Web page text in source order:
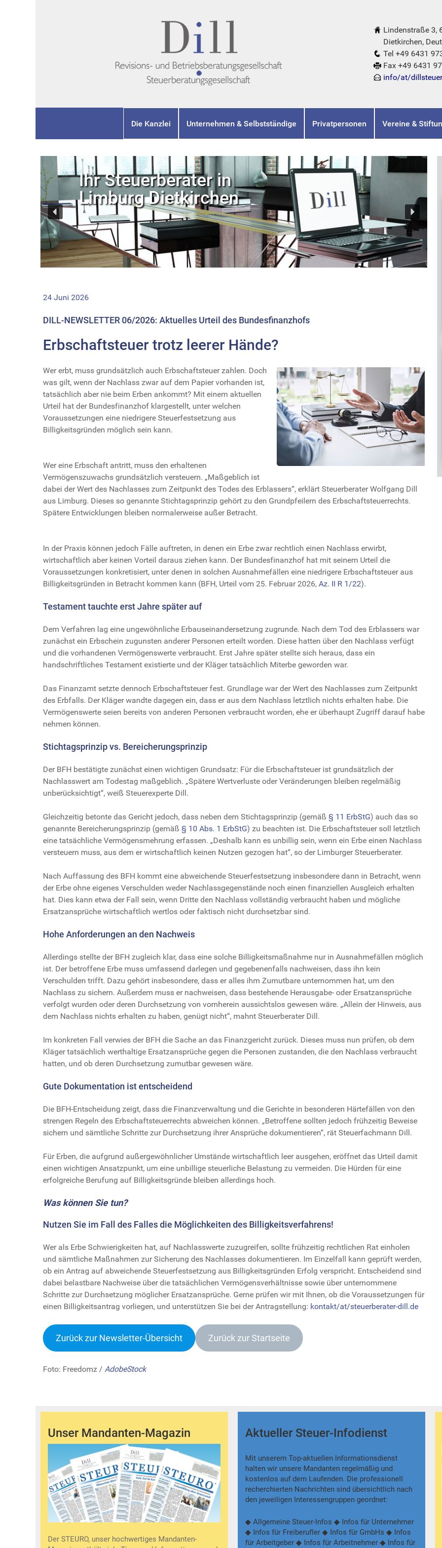
Lindenstraße 3,
Dietkirchen,
Tel +49 6431
Fax +49 6431
info/at/
Die Kanzlei Unternehmen & Selbstständige Privatpersonen Vereine &
Ihr Steuerberater in
Limburg Dietkirchen
24 Juni 2026
DILL-NEWSLETTER 06/2026: Aktuelles Urteil des Bundesfinanzhofs
Erbschaftsteuer trotz leerer Hände?
Wer erbt, muss grundsätzlich auch Erbschaftsteuer zahlen. Doch
was gilt, wenn der Nachlass zwar auf dem Papier vorhanden ist,
tatsächlich aber nie beim Erben ankommt? Mit einem aktuellen
Urteil hat der Bundesfinanzhof klargestellt, unter welchen
Voraussetzungen eine niedrigere Steuerfestsetzung aus
Billigkeitsgründen möglich sein kann.
Wer eine Erbschaft antritt, muss den erhaltenen
Vermögenszuwachs grundsätzlich versteuern. „Maßgeblich ist
dabei der Wert des Nachlasses zum Zeitpunkt des Todes des Erblassers“, erklärt Steuerberater Wolfgang Dill
aus Limburg. Dieses so genannte Stichtagsprinzip gehört zu den Grundpfeilern des Erbschaftsteuerrechts.
Spätere Entwicklungen bleiben normalerweise außer Betracht.
In der Praxis können jedoch Fälle auftreten, in denen ein Erbe zwar rechtlich einen Nachlass erwirbt,
wirtschaftlich aber keinen Vorteil daraus ziehen kann. Der Bundesfinanzhof hat mit seinem Urteil die
Voraussetzungen konkretisiert, unter denen in solchen Ausnahmefällen eine niedrigere Erbschaftsteuer aus
Billigkeitsgründen in Betracht kommen kann (BFH, Urteil vom 25. Februar 2026, Az. II R 1/22).
Testament tauchte erst Jahre später auf
Dem Verfahren lag eine ungewöhnliche Erbauseinandersetzung zugrunde. Nach dem Tod des Erblassers war
zunächst ein Erbschein zugunsten anderer Personen erteilt worden. Diese hatten über den Nachlass verfügt
und die vorhandenen Vermögenswerte verbraucht. Erst Jahre später stellte sich heraus, dass ein
handschriftliches Testament existierte und der Kläger tatsächlich Miterbe geworden war.
Das Finanzamt setzte dennoch Erbschaftsteuer fest. Grundlage war der Wert des Nachlasses zum Zeitpunkt
des Erbfalls. Der Kläger wandte dagegen ein, dass er aus dem Nachlass letztlich nichts erhalten habe. Die
Vermögenswerte seien bereits von anderen Personen verbraucht worden, ehe er überhaupt Zugriff darauf habe
nehmen können.
Stichtagsprinzip vs. Bereicherungsprinzip
Der BFH bestätigte zunächst einen wichtigen Grundsatz: Für die Erbschaftsteuer ist grundsätzlich der
Nachlasswert am Todestag maßgeblich. „Spätere Wertverluste oder Veränderungen bleiben regelmäßig
unberücksichtigt“, weiß Steuerexperte Dill.
Gleichzeitig betonte das Gericht jedoch, dass neben dem Stichtagsprinzip (gemäß § 11 ErbStG) auch das so
genannte Bereicherungsprinzip (gemäß § 10 Abs. 1 ErbStG) zu beachten ist. Die Erbschaftsteuer soll letztlich
eine tatsächliche Vermögensmehrung erfassen. „Deshalb kann es unbillig sein, wenn ein Erbe einen Nachlass
versteuern muss, aus dem er wirtschaftlich keinen Nutzen gezogen hat“, so der Limburger Steuerberater.
Nach Auffassung des BFH kommt eine abweichende Steuerfestsetzung insbesondere dann in Betracht, wenn
der Erbe ohne eigenes Verschulden weder Nachlassgegenstände noch einen finanziellen Ausgleich erhalten
hat. Dies kann etwa der Fall sein, wenn Dritte den Nachlass vollständig verbraucht haben und mögliche
Ersatzansprüche wirtschaftlich wertlos oder faktisch nicht durchsetzbar sind.
Hohe Anforderungen an den Nachweis
Allerdings stellte der BFH zugleich klar, dass eine solche Billigkeitsmaßnahme nur in Ausnahmefällen möglich
ist. Der betroffene Erbe muss umfassend darlegen und gegebenenfalls nachweisen, dass ihn kein
Verschulden trifft. Dazu gehört insbesondere, dass er alles ihm Zumutbare unternommen hat, um den
Nachlass zu sichern. Außerdem muss er nachweisen, dass bestehende Herausgabe- oder Ersatzansprüche
verfolgt wurden oder deren Durchsetzung von vornherein aussichtslos gewesen wäre. „Allein der Hinweis, aus
dem Nachlass nichts erhalten zu haben, genügt nicht“, mahnt Steuerberater Dill.
Im konkreten Fall verwies der BFH die Sache an das Finanzgericht zurück. Dieses muss nun prüfen, ob dem
Kläger tatsächlich werthaltige Ersatzansprüche gegen die Personen zustanden, die den Nachlass verbraucht
hatten, und ob deren Durchsetzung zumutbar gewesen wäre.
Gute Dokumentation ist entscheidend
Die BFH-Entscheidung zeigt, dass die Finanzverwaltung und die Gerichte in besonderen Härtefällen von den
strengen Regeln des Erbschaftsteuerrechts abweichen können. „Betroffene sollten jedoch frühzeitig Beweise
sichern und sämtliche Schritte zur Durchsetzung ihrer Ansprüche dokumentieren“, rät Steuerfachmann Dill.
Für Erben, die aufgrund außergewöhnlicher Umstände wirtschaftlich leer ausgehen, eröffnet das Urteil damit
einen wichtigen Ansatzpunkt, um eine unbillige steuerliche Belastung zu vermeiden. Die Hürden für eine
erfolgreiche Berufung auf Billigkeitsgründe bleiben allerdings hoch.
Was können Sie tun?
Nutzen Sie im Fall des Falles die Möglichkeiten des Billigkeitsverfahrens!
Wer als Erbe Schwierigkeiten hat, auf Nachlasswerte zuzugreifen, sollte frühzeitig rechtlichen Rat einholen
und sämtliche Maßnahmen zur Sicherung des Nachlasses dokumentieren. Im Einzelfall kann geprüft werden,
ob ein Antrag auf abweichende Steuerfestsetzung aus Billigkeitsgründen Erfolg verspricht. Entscheidend sind
dabei belastbare Nachweise über die tatsächlichen Vermögensverhältnisse sowie über unternommene
Schritte zur Durchsetzung möglicher Ersatzansprüche. Gerne prüfen wir mit Ihnen, ob die Voraussetzungen für
einen Billigkeitsantrag vorliegen, und unterstützen Sie bei der Antragstellung: kontakt/at/steuerberater-dill.de
Zurück zur Newsletter-Übersicht Zurück zur Startseite
Foto: Freedomz / AdobeStock
Unser Mandanten-Magazin
Der STEURO, unser hochwertiges Mandanten-
Aktueller Steuer-Infodienst
Mit unserem Top-aktuellen Informationsdienst
halten wir unsere Mandanten regelmäßig und
kostenlos auf dem Laufenden. Die professionell
recherchierten Nachrichten sind übersichtlich nach
den jeweiligen Interessengruppen geordnet:
◆ Allgemeine Steuer-Infos ◆ Infos für Unternehmer
◆ Infos für Freiberufler ◆ Infos für GmbHs ◆ Infos
für Arbeitgeber ◆ Infos für Arbeitnehmer ◆ Infos für